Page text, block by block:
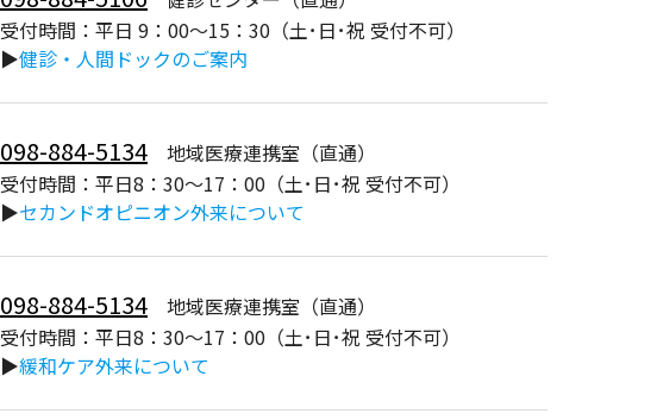
受付時間：平日 9：00～15：30（土･日･祝 受付不可）
▶健診・人間ドックのご案内
098-884-5134 地域医療連携室（直通）
受付時間：平日8：30～17：00（土･日･祝 受付不可）
▶セカンドオピニオン外来について
098-884-5134 地域医療連携室（直通）
受付時間：平日8：30～17：00（土･日･祝 受付不可）
▶緩和ケア外来について